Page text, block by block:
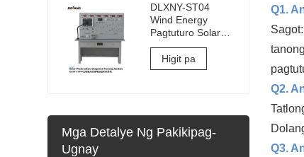
Q1.
Q2.
Q3.
DLXNY-ST04
Wind Energy
Pagtuturo Solar
Photovoltaic
Integrated
Training System
Higit pa
Mga Detalye Ng Pakikipag-
Ugnay